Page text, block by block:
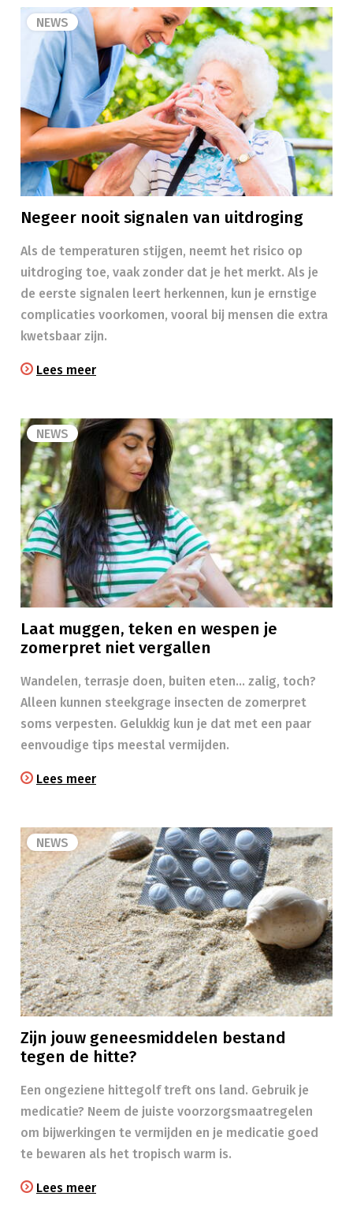
NEWS
Negeer nooit signalen van uitdroging
Als de temperaturen stijgen, neemt het risico op
uitdroging toe, vaak zonder dat je het merkt. Als je
de eerste signalen leert herkennen, kun je ernstige
complicaties voorkomen, vooral bij mensen die extra
kwetsbaar zijn.
Lees meer
NEWS
Laat muggen, teken en wespen je
zomerpret niet vergallen
Wandelen, terrasje doen, buiten eten… zalig, toch?
Alleen kunnen steekgrage insecten de zomerpret
soms verpesten. Gelukkig kun je dat met een paar
eenvoudige tips meestal vermijden.
Lees meer
NEWS
Zijn jouw geneesmiddelen bestand
tegen de hitte?
Een ongeziene hittegolf treft ons land. Gebruik je
medicatie? Neem de juiste voorzorgsmaatregelen
om bijwerkingen te vermijden en je medicatie goed
te bewaren als het tropisch warm is.
Lees meer